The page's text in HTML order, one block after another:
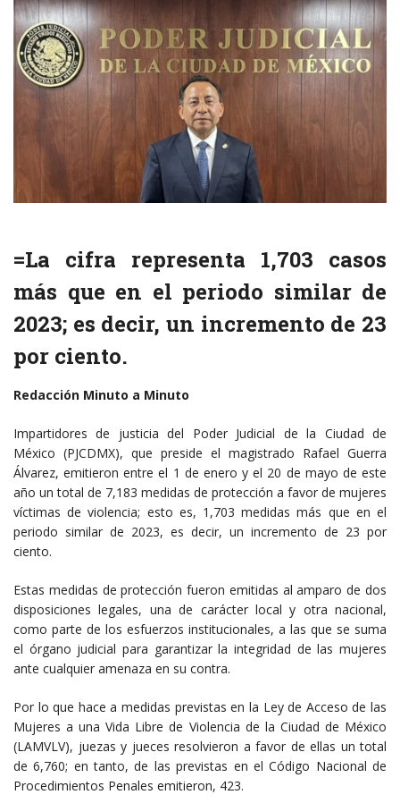
=La cifra representa 1,703 casos
más que en el periodo similar de
2023; es decir, un incremento de 23
por ciento.
Redacción Minuto a Minuto
Impartidores de justicia del Poder Judicial de la Ciudad de
México (PJCDMX), que preside el magistrado Rafael Guerra
Álvarez, emitieron entre el 1 de enero y el 20 de mayo de este
año un total de 7,183 medidas de protección a favor de mujeres
víctimas de violencia; esto es, 1,703 medidas más que en el
periodo similar de 2023, es decir, un incremento de 23 por
ciento.
Estas medidas de protección fueron emitidas al amparo de dos
disposiciones legales, una de carácter local y otra nacional,
como parte de los esfuerzos institucionales, a las que se suma
el órgano judicial para garantizar la integridad de las mujeres
ante cualquier amenaza en su contra.
Por lo que hace a medidas previstas en la Ley de Acceso de las
Mujeres a una Vida Libre de Violencia de la Ciudad de México
(LAMVLV), juezas y jueces resolvieron a favor de ellas un total
de 6,760; en tanto, de las previstas en el Código Nacional de
Procedimientos Penales emitieron, 423.